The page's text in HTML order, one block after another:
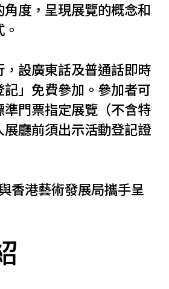
度，呈現展覽的概念和
，設廣東話及普通話即時
」免費參加。參加者可
準門票指定展覽（不含特
展廳前須出示活動登記證
香港藝術發展局攜手呈